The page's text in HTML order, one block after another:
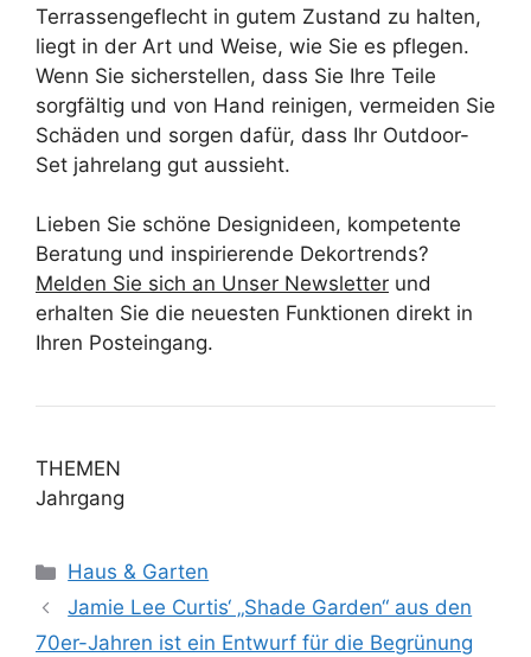
Terrassengeflecht in gutem Zustand zu halten,
liegt in der Art und Weise, wie Sie es pflegen.
Wenn Sie sicherstellen, dass Sie Ihre Teile
sorgfältig und von Hand reinigen, vermeiden Sie
Schäden und sorgen dafür, dass Ihr Outdoor-
Set jahrelang gut aussieht.
Lieben Sie schöne Designideen, kompetente
Beratung und inspirierende Dekortrends?
Melden Sie sich an Unser Newsletter und
erhalten Sie die neuesten Funktionen direkt in
Ihren Posteingang.
THEMEN
Jahrgang
Kategorien
Haus & Garten
Jamie Lee Curtis‘ „Shade Garden“ aus den
70er-Jahren ist ein Entwurf für die Begrünung